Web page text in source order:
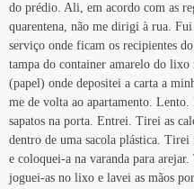
do prédio. Ali, em acordo com as
quarentena, não me dirigi à rua. Fui
serviço onde ficam os recipientes
tampa do container amarelo do lixo
(papel) onde depositei a carta a
me de volta ao apartamento. Lento.
sapatos na porta. Entrei. Tirei as
dentro de uma sacola plástica. Tirei
e coloquei-a na varanda para
joguei-as no lixo e lavei as mãos